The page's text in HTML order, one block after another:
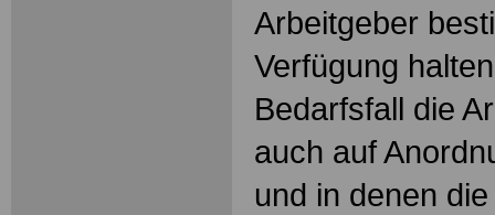
Arbeitgeber
Verfügung
Bedarfsfall die
auch auf
und in denen